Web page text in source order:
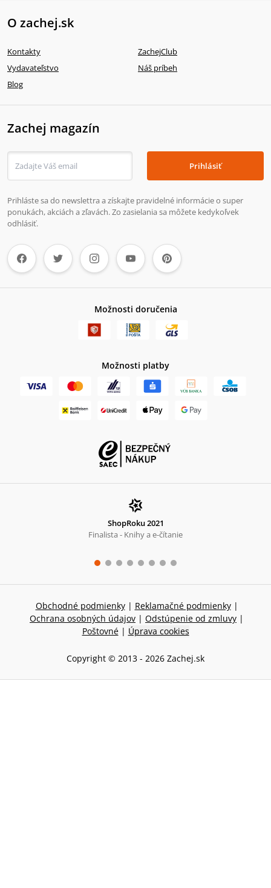
O zachej.sk
Kontakty
ZachejClub
Vydavateľstvo
Náš príbeh
Blog
Zachej magazín
Prihlásiť
Prihláste sa do newslettra a získajte pravidelné informácie o super
ponukách, akciách a zľavách. Zo zasielania sa môžete kedykoľvek
odhlásiť.
Možnosti doručenia
Možnosti platby
ShopRoku 2021
Finalista - Knihy a e-čítanie
Obchodné podmienky | Reklamačné podmienky |
Ochrana osobných údajov | Odstúpenie od zmluvy |
Poštovné | Úprava cookies
Copyright © 2013 - 2026 Zachej.sk